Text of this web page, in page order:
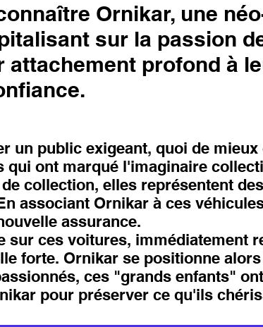
Ornikar, une
sur la passion
attachement profond à
un public exigeant, quoi de
qui ont marqué l'imaginaire
collection, elles représentent
associant Ornikar à ces
assurance.
sur ces voitures, immédiatement
forte. Ornikar se positionne
ces "grands enfants"
pour préserver ce qu'ils